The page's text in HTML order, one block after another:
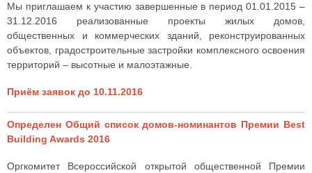
Мы приглашаем к участию завершенные в период 01.01.2015 –
31.12.2016 реализованные проекты жилых домов,
общественных и коммерческих зданий, реконструированных
объектов, градостроительные застройки комплексного освоения
территорий – высотные и малоэтажные.
Приём заявок до 10.11.2016
Определен Общий список домов-номинантов Премии Best
Building Awards 2016
Оргкомитет Всероссийской открытой общественной Премии